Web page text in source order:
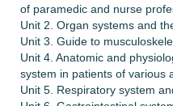
of paramedic and nurse
Unit 2. Organ systems and
Unit 3. Guide to
Unit 4. Anatomic and
system in patients of various
Unit 5. Respiratory system